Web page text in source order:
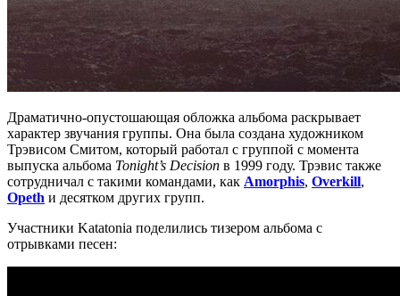
Драматично-опустошающая обложка альбома раскрывает
характер звучания группы. Она была создана художником
Трэвисом Смитом, который работал с группой с момента
выпуска альбома Tonight’s Decision в 1999 году. Трэвис также
сотрудничал с такими командами, как Amorphis, Overkill,
Opeth и десятком других групп.
Участники Katatonia поделились тизером альбома с
отрывками песен: